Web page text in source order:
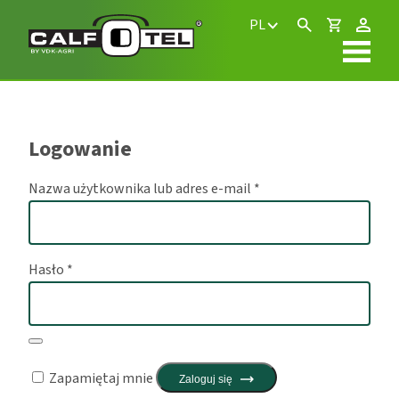
PL
Logowanie
Nazwa użytkownika lub adres e-mail *
Hasło *
Zapamiętaj mnie Zaloguj się